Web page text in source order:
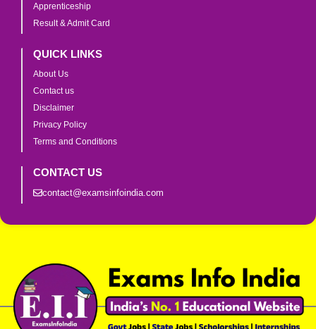
Apprenticeship
Result & Admit Card
QUICK LINKS
About Us
Contact us
Disclaimer
Privacy Policy
Terms and Conditions
CONTACT US
contact@examsinfoindia.com